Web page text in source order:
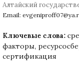
Алтайский
Email:
Ключевые слова:
факторы,
сертификация